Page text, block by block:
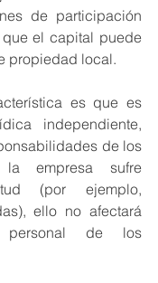
de participación
el capital puede
propiedad local.
es que es
independiente,
de los
empresa sufre
(por ejemplo,
ello no afectará
personal de los